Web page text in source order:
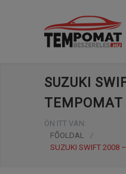
SUZUKI
ÖN ITT VAN:
FŐOLDAL
/
SUZUKI SWIFT 2008